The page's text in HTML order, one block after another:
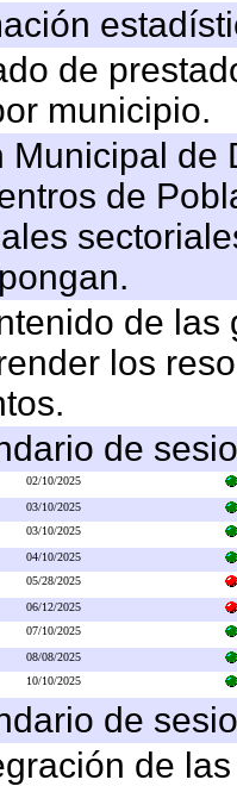
de
municipio.
Municipal
de
de
los
de
02/10/2025
03/10/2025
03/10/2025
04/10/2025
05/28/2025
06/12/2025
07/10/2025
08/08/2025
10/10/2025
de
de